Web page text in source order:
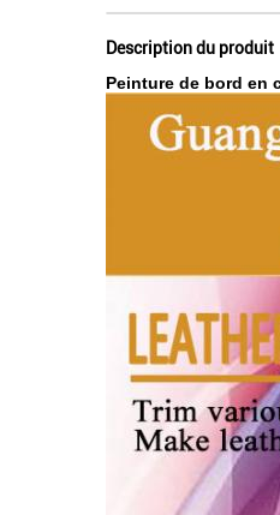
Description du produit
Peinture de bord en